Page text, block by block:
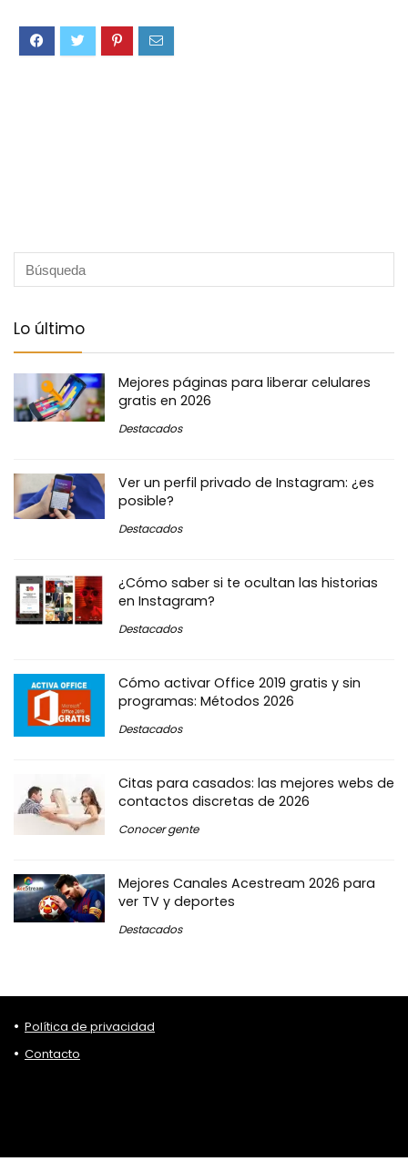
Lo último
Mejores páginas para liberar celulares
gratis en 2026
Destacados
Ver un perfil privado de Instagram: ¿es
posible?
Destacados
¿Cómo saber si te ocultan las historias
en Instagram?
Destacados
Cómo activar Office 2019 gratis y sin
programas: Métodos 2026
Destacados
Citas para casados: las mejores webs de
contactos discretas de 2026
Conocer gente
Mejores Canales Acestream 2026 para
ver TV y deportes
Destacados
Política de privacidad
Contacto